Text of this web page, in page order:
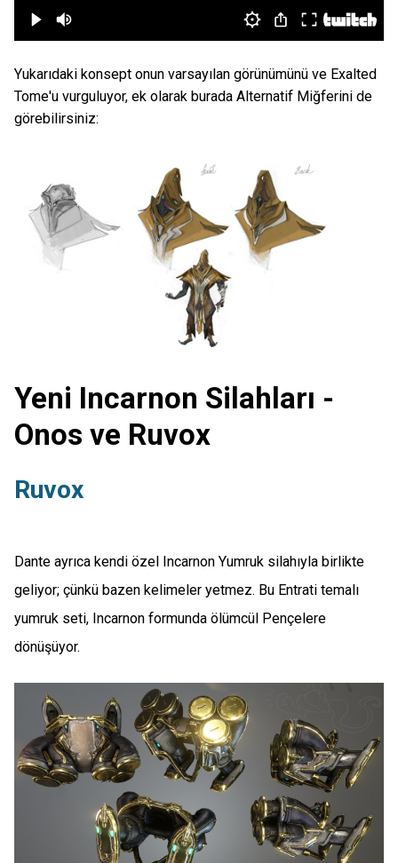
Yukarıdaki konsept onun varsayılan görünümünü ve Exalted
Tome'u vurguluyor, ek olarak burada Alternatif Miğferini de
görebilirsiniz:
Yeni Incarnon Silahları -
Onos ve Ruvox
Ruvox
Dante ayrıca kendi özel Incarnon Yumruk silahıyla birlikte
geliyor; çünkü bazen kelimeler yetmez. Bu Entrati temalı
yumruk seti, Incarnon formunda ölümcül Pençelere
dönüşüyor.